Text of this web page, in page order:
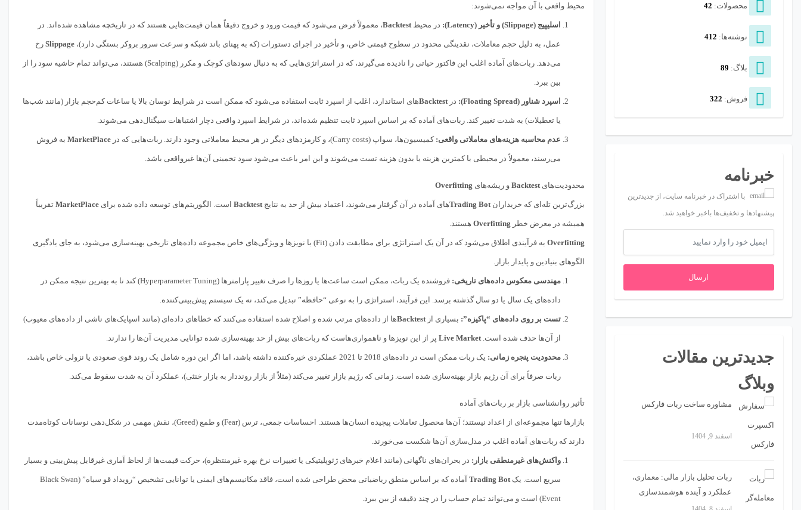
محصولات: 42
نوشته‌ها: 412
بلاگ: 89
فروش: 322
خبرنامه
با اشتراک در خبرنامه سایت، از جدیدترین
پیشنهادها و تخفیف‌ها باخبر خواهید شد.
ارسال
جدیدترین مقالات
وبلاگ
مشاوره ساخت ربات فارکس
اسفند 9, 1404
ربات تحلیل بازار مالی: معماری،
عملکرد و آینده هوشمندسازی
تصمیمات تریدینگ
محیط واقعی با آن مواجه نمی‌شوند:
اسلیپیج (Slippage) و تأخیر (Latency): در محیطBacktest، معمولاً فرض می‌شود که قیمت ورود و خروج دقیقاً همان قیمت‌هایی هستند که در تاریخچه مشاهده شده‌اند. در
عمل، به دلیل حجم معاملات، نقدینگی محدود در سطوح قیمتی خاص، و تأخیر در اجرای دستورات (که به پهنای باند شبکه و سرعت سرور بروکر بستگی دارد)،Slippage رخ
می‌دهد. ربات‌های آماده اغلب این فاکتور حیاتی را نادیده می‌گیرند، که در استراتژی‌هایی که به دنبال سودهای کوچک و مکرر (Scalping) هستند، می‌تواند تمام حاشیه سود را از
بین ببرد.
اسپرد شناور (Floating Spread): درBacktestهای استاندارد، اغلب از اسپرد ثابت استفاده می‌شود که ممکن است در شرایط نوسان بالا یا ساعات کم‌حجم بازار (مانند شب‌ها
یا تعطیلات) به شدت تغییر کند. ربات‌های آماده که بر اساس اسپرد ثابت تنظیم شده‌اند، در شرایط اسپرد واقعی دچار اشتباهات سیگنال‌دهی می‌شوند.
عدم محاسبه هزینه‌های معاملاتی واقعی: کمیسیون‌ها، سواپ (Carry costs)، و کارمزدهای دیگر در هر محیط معاملاتی وجود دارند. ربات‌هایی که در MarketPlace به فروش
می‌رسند، معمولاً در محیطی با کمترین هزینه یا بدون هزینه تست می‌شوند و این امر باعث می‌شود سود تخمینی آن‌ها غیرواقعی باشد.
محدودیت‌هایBacktest و ریشه‌های Overfitting
بزرگ‌ترین تله‌ای که خریدارانTrading Botهای آماده در آن گرفتار می‌شوند، اعتماد بیش از حد به نتایجBacktest است. الگوریتم‌های توسعه داده شده برایMarketPlace تقریباً
همیشه در معرض خطر Overfitting هستند.
Overfitting به فرآیندی اطلاق می‌شود که در آن یک استراتژی برای مطابقت دادن (Fit) با نویزها و ویژگی‌های خاص مجموعه داده‌های تاریخی بهینه‌سازی می‌شود، به جای یادگیری
الگوهای بنیادین و پایدار بازار.
مهندسی معکوس داده‌های تاریخی: فروشنده یک ربات، ممکن است ساعت‌ها یا روزها را صرف تغییر پارامترها (Hyperparameter Tuning) کند تا به بهترین نتیجه ممکن در
داده‌های یک سال یا دو سال گذشته برسد. این فرآیند، استراتژی را به نوعی “حافظه” تبدیل می‌کند، نه یک سیستم پیش‌بینی‌کننده.
تست بر روی داده‌های “پاکیزه”: بسیاری ازBacktestها از داده‌های مرتب شده و اصلاح شده استفاده می‌کنند که خطاهای داده‌ای (مانند اسپایک‌های ناشی از داده‌های معیوب)
از آن‌ها حذف شده است.Live Market پر از این نویزها و ناهمواری‌هاست که ربات‌های بیش از حد بهینه‌سازی شده توانایی مدیریت آن‌ها را ندارند.
محدودیت پنجره زمانی: یک ربات ممکن است در داده‌های 2018 تا 2021 عملکردی خیره‌کننده داشته باشد، اما اگر این دوره شامل یک روند قوی صعودی یا نزولی خاص باشد،
ربات صرفاً برای آن رژیم بازار بهینه‌سازی شده است. زمانی که رژیم بازار تغییر می‌کند (مثلاً از بازار روند‌دار به بازار خنثی)، عملکرد آن به شدت سقوط می‌کند.
تأثیر روانشناسی بازار بر ربات‌های آماده
بازارها تنها مجموعه‌ای از اعداد نیستند؛ آن‌ها محصول تعاملات پیچیده انسان‌ها هستند. احساسات جمعی، ترس (Fear) و طمع (Greed)، نقش مهمی در شکل‌دهی نوسانات کوتاه‌مدت
دارند که ربات‌های آماده اغلب در مدل‌سازی آن‌ها شکست می‌خورند.
واکنش‌های غیرمنطقی بازار: در بحران‌های ناگهانی (مانند اعلام خبرهای ژئوپلیتیکی یا تغییرات نرخ بهره غیرمنتظره)، حرکت قیمت‌ها از لحاظ آماری غیرقابل پیش‌بینی و بسیار
سریع است. یکTrading Bot آماده که بر اساس منطق ریاضیاتی محض طراحی شده است، فاقد مکانیسم‌های ایمنی یا توانایی تشخیص “رویداد قو سیاه” (Black Swan
Event) است و می‌تواند تمام حساب را در چند دقیقه از بین ببرد.